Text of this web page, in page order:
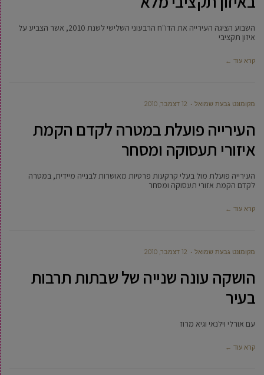
השבוע הציגה העירייה את הדו"ח הרבעוני השלישי לשנת 2010, אשר הצביע על
איזון תקציבי
קרא עוד ←
מקומונט גבעת שמואל 12 דצמבר, 2010
העירייה פועלת במטרה לקדם הקמת
איזורי תעסוקה ומסחר
העירייה פועלת מול בעלי קרקעות פרטיות מאושרות לבנייה מיידית, במטרה
לקדם הקמת אזורי תעסוקה ומסחר
קרא עוד ←
מקומונט גבעת שמואל 12 דצמבר, 2010
הושקה עונה שנייה של שבתות תרבות
בעיר
עם אורלי וילנאי וגיא מרוז
קרא עוד ←